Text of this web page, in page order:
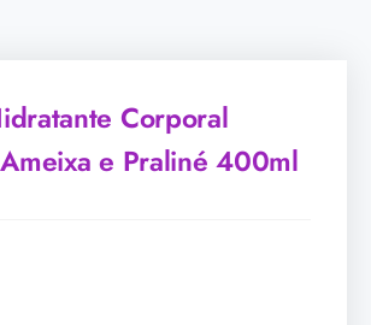
Corporal
e Praliné 400ml